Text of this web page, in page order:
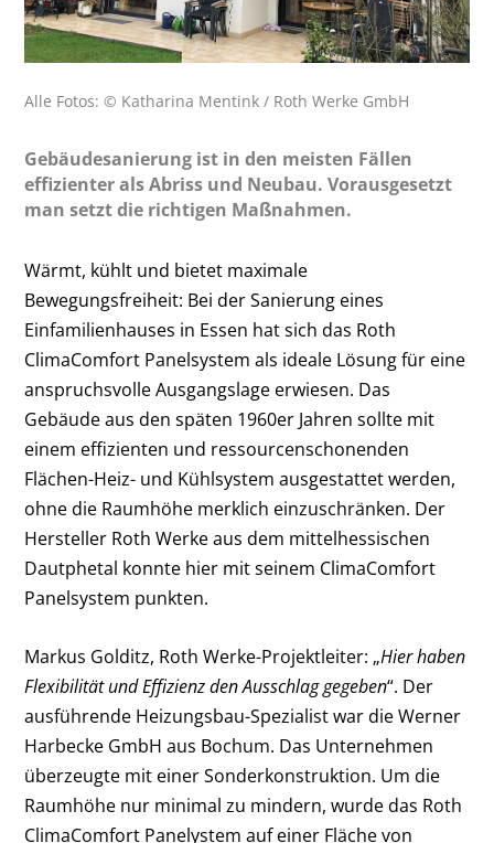
Alle Fotos: © Katharina Mentink / Roth Werke GmbH
Gebäudesanierung ist in den meisten Fällen
effizienter als Abriss und Neubau. Vorausgesetzt
man setzt die richtigen Maßnahmen.
Wärmt, kühlt und bietet maximale
Bewegungsfreiheit: Bei der Sanierung eines
Einfamilienhauses in Essen hat sich das Roth
ClimaComfort Panelsystem als ideale Lösung für eine
anspruchsvolle Ausgangslage erwiesen. Das
Gebäude aus den späten 1960er Jahren sollte mit
einem effizienten und ressourcenschonenden
Flächen-Heiz- und Kühlsystem ausgestattet werden,
ohne die Raumhöhe merklich einzuschränken. Der
Hersteller Roth Werke aus dem mittelhessischen
Dautphetal konnte hier mit seinem ClimaComfort
Panelsystem punkten.
Markus Golditz, Roth Werke-Projektleiter: „Hier haben
Flexibilität und Effizienz den Ausschlag gegeben“. Der
ausführende Heizungsbau-Spezialist war die Werner
Harbecke GmbH aus Bochum. Das Unternehmen
überzeugte mit einer Sonderkonstruktion. Um die
Raumhöhe nur minimal zu mindern, wurde das Roth
ClimaComfort Panelystem auf einer Fläche von